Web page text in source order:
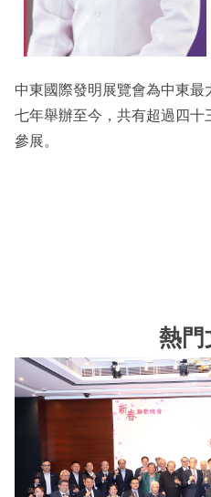
中東國際發明展覽會為中東
七年舉辦至今，共有超過四
參展。
熱門